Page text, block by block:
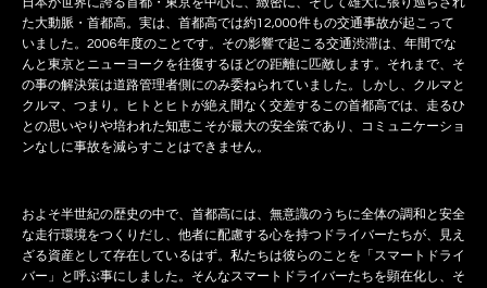
た大動脈・首都高。実は、首都高では約12,000件もの交通事故が起こって
いました。2006年度のことです。その影響で起こる交通渋滞は、年間でな
んと東京とニューヨークを往復するほどの距離に匹敵します。それまで、そ
の事の解決策は道路管理者側にのみ委ねられていました。しかし、クルマと
クルマ、つまり。ヒトとヒトが絶え間なく交差するこの首都高では、走るひ
との思いやりや培われた知恵こそが最大の安全策であり、コミュニケーショ
ンなしに事故を減らすことはできません。
およそ半世紀の歴史の中で、首都高には、無意識のうちに全体の調和と安全
な走行環境をつくりだし、他者に配慮する心を持つドライバーたちが、見え
ざる資産として存在しているはず。私たちは彼らのことを「スマートドライ
バー」と呼ぶ事にしました。そんなスマートドライバーたちを顕在化し、そ